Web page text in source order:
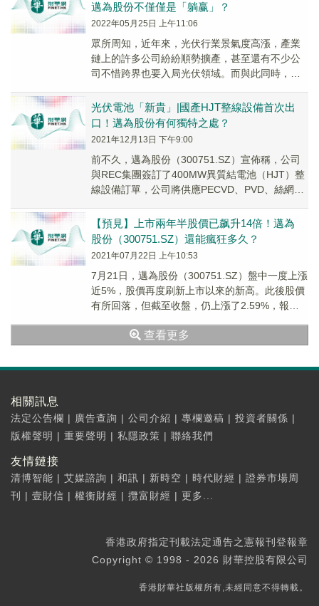
邁為股份不僅僅是「躺赢」？
2022年05月25日 上午11:06
眾所周知，近年來，光伏行業景氣度高漲，產業
鏈上的許多公司紛紛順勢擴產，甚至還有不少公
司不惜跨界也要入局光伏領域。而與此同時，此
（300751....
光伏電池「新貴」|國產HJT整線設備首次出
口！邁為股份有何獨特之處？
2021年12月13日 下午9:00
前不久，邁為股份（300751.SZ）宣佈稱，公司
與REC集團簽訂了400MW異質結電池（HJT）整
線設備訂單，公司將供應PECVD、PVD、絲網印
【預見】上市兩年半股價已飙升14倍！邁為
股份（300751.SZ）還能瘋狂多久？
2021年07月22日 上午10:53
7月21日，邁為股份（300751.SZ）盤中一度上漲
近5%，股價再度刷新上市以來的新高。此後股價
有所回落，但截至收盤，仍上漲了2.59%，報收
查看更多
相關訊息
法定公告欄 | 廣告查詢 | 公司介紹 | 專欄邀稿 | 投資者關係 |
版權聲明 | 重要聲明 | 私隱政策 | 聯絡我們
友情鏈接
清博智能 | 艾媒諮詢 | 和訊 | 新時空 | 時代財經 | 證券市場周
刊
| 壹財信 | 權衡財經 | 攬富財經 | 更多...
香港政府指定刊載法定通告之憲報刊登報章
Copyright © 1998 - 2026 財華控股有限公司
香港財華社版權所有,未經同意不得轉載。